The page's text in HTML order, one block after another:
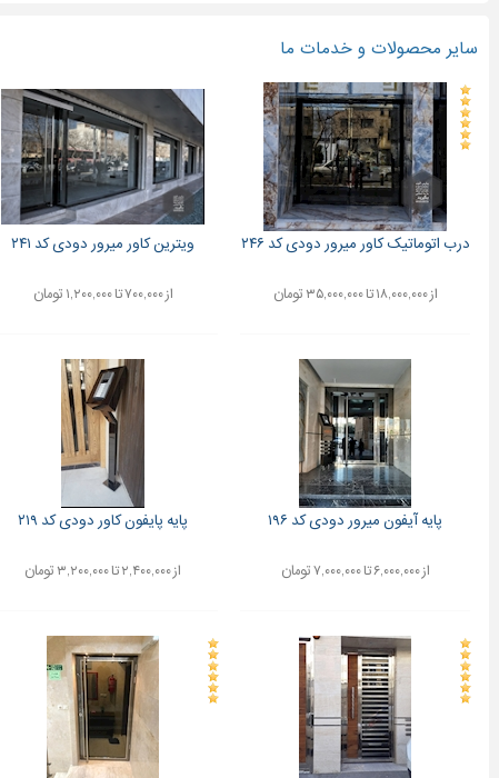
سایر محصولات و خدمات ما
درب اتوماتیک کاور میرور دودی کد ۲۴۶
از ۱۸,۰۰۰,۰۰۰ تا ۳۵,۰۰۰,۰۰۰ تومان
ویترین کاور میرور دودی کد ۲۴۱
از ۷۰۰,۰۰۰ تا ۱,۲۰۰,۰۰۰ تومان
پایه آیفون میرور دودی کد ۱۹۶
از ۶,۰۰۰,۰۰۰ تا ۷,۰۰۰,۰۰۰ تومان
پایه پایفون کاور دودی کد ۲۱۹
از ۲,۴۰۰,۰۰۰ تا ۳,۲۰۰,۰۰۰ تومان